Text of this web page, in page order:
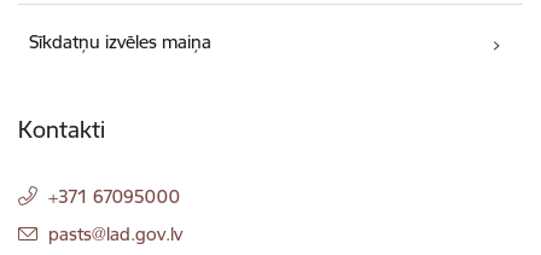
Sīkdatņu izvēles maiņa
Kontakti
+371 67095000
E-pasts:
pasts@lad.gov.lv